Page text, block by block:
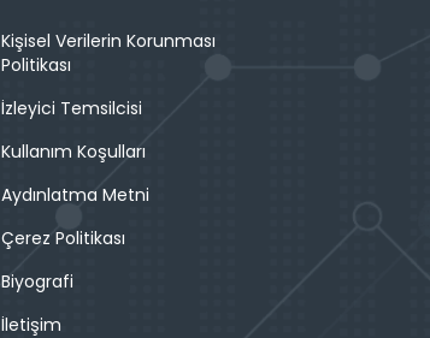
Kişisel Verilerin Korunması
Politikası
İzleyici Temsilcisi
Kullanım Koşulları
Aydınlatma Metni
Çerez Politikası
Biyografi
İletişim